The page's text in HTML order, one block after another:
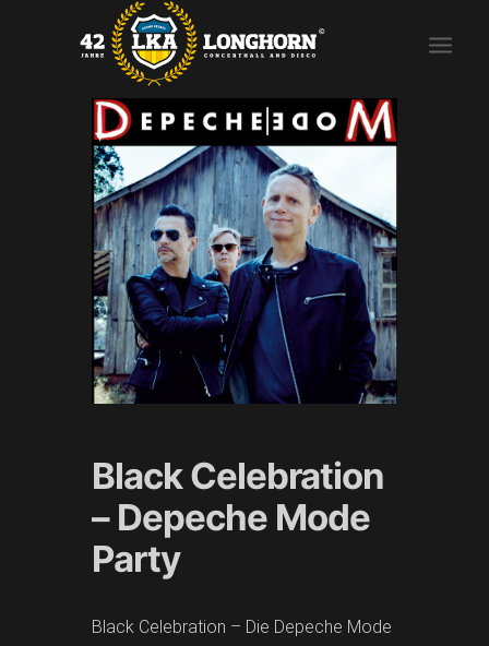
Black Celebration
– Depeche Mode
Party
Black Celebration – Die Depeche Mode